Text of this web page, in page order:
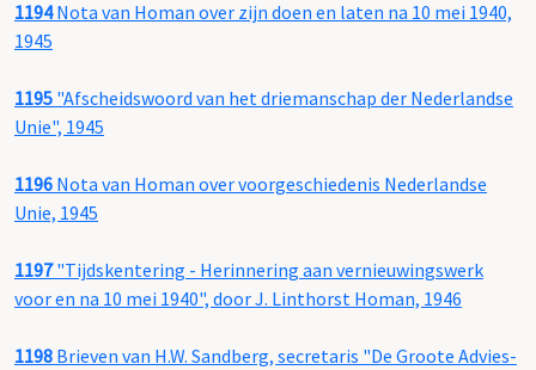
1194Nota van Homan over zijn doen en laten na 10 mei 1940,
1945
1195 "Afscheidswoord van het driemanschap der Nederlandse
Unie", 1945
1196 Nota van Homan over voorgeschiedenis Nederlandse
Unie, 1945
1197"Tijdskentering - Herinnering aan vernieuwingswerk
voor en na 10 mei 1940", door J. Linthorst Homan, 1946
1198 Brieven van H.W. Sandberg, secretaris "De Groote Advies-